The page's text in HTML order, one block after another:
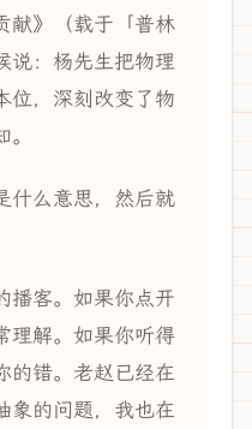
献》（载于「普林
说：杨先生把物理
位，深刻改变了物
什么意思，然后就
播客。如果你点开
理解。如果你听得
的错。老赵已经在
象的问题，我也在